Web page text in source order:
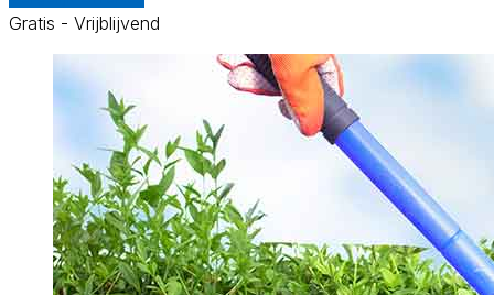
Gratis - Vrijblijvend